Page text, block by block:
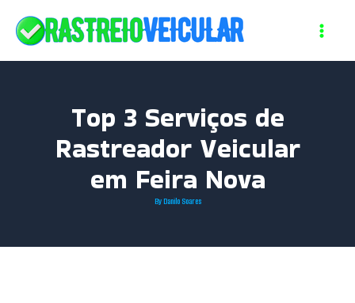
Top 3 Serviços de
Rastreador Veicular
em Feira Nova
ByDanilo Soares